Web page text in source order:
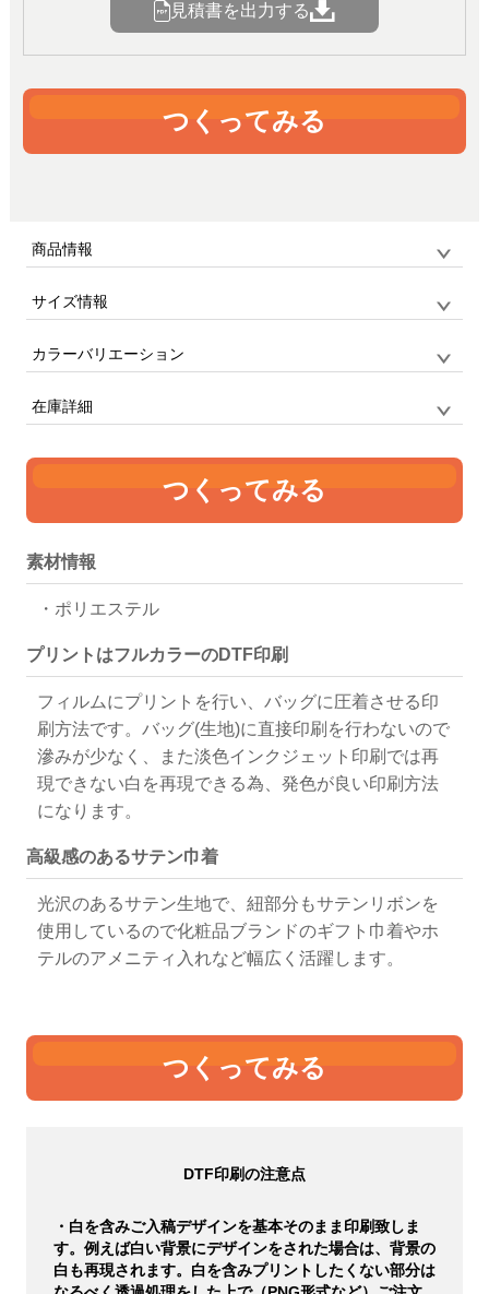
見積書を出力する
つくってみる
商品情報
品番
サイズ情報
小物を入れるのにぴったりな巾着
単位:mm
カラーバリエーション
ブラック
ピンクベー
ジュ
在庫詳細
オフホワイト
つくってみる
素材情報
・ポリエステル
プリントはフルカラーのDTF印刷
フィルムにプリントを行い、バッグに圧着させる印
刷方法です。バッグ(生地)に直接印刷を行わないので
滲みが少なく、また淡色インクジェット印刷では再
現できない白を再現できる為、発色が良い印刷方法
になります。
高級感のあるサテン巾着
光沢のあるサテン生地で、紐部分もサテンリボンを
使用しているので化粧品ブランドのギフト巾着やホ
テルのアメニティ入れなど幅広く活躍します。
つくってみる
DTF印刷の注意点
・白を含みご入稿デザインを基本そのまま印刷致しま
す。例えば白い背景にデザインをされた場合は、背景の
白も再現されます。白を含みプリントしたくない部分は